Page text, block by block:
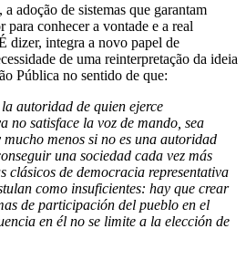
adoção de sistemas que garantam
conhecer a vontade e a real
dizer, integra a novo papel de
de uma reinterpretação da ideia
Pública no sentido de que:
autoridad de quien ejerce
no satisface la voz de mando, sea
menos si no es una autoridad
una sociedad cada vez más
clásicos de democracia representativa
como insuficientes: hay que crear
de participación del pueblo en el
en él no se limite a la elección de